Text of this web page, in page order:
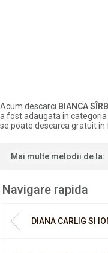
Acum descarci BIANCA
a fost adaugata in categoria
se poate descarca gratuit in
Mai multe melodii de la:
Navigare rapida
DIANA CARLIG SI